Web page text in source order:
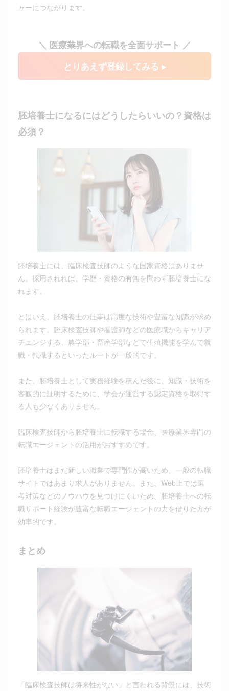
ャーにつながります。
＼ 医療業界への転職を全面サポート ／
とりあえず登録してみる ▸
胚培養士になるにはどうしたらいいの？資格は
必須？
胚培養士には、臨床検査技師のような国家資格はありませ
ん。採用されれば、学歴・資格の有無を問わず胚培養士にな
れます。
とはいえ、胚培養士の仕事は高度な技術や豊富な知識が求め
られます。臨床検査技師や看護師などの医療職からキャリア
チェンジする、農学部・畜産学部などで生殖機能を学んで就
職・転職するといったルートが一般的です。
また、胚培養士として実務経験を積んだ後に、知識・技術を
客観的に証明するために、学会が運営する認定資格を取得す
る人も少なくありません。
臨床検査技師から胚培養士に転職する場合、医療業界専門の
転職エージェントの活用がおすすめです。
胚培養士はまだ新しい職業で専門性が高いため、一般の転職
サイトではあまり求人がありません。また、Web上では選
考対策などのノウハウを見つけにくいため、胚培養士への転
職サポート経験が豊富な転職エージェントの力を借りた方が
効率的です。
まとめ
「臨床検査技師は将来性がない」と言われる背景には、技術